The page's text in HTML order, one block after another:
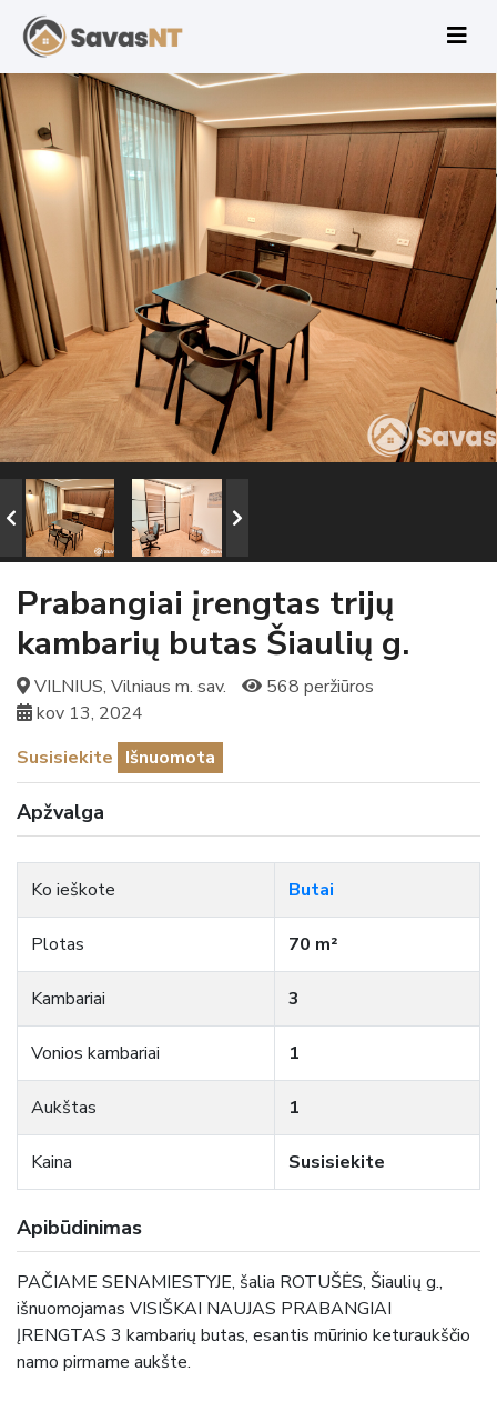
Prabangiai įrengtas trijų
kambarių butas Šiaulių g.
VILNIUS, Vilniaus m. sav.
568 peržiūros
kov 13, 2024
Susisiekite Išnuomota
Apžvalga
Ko ieškote Butai
Plotas 70 m²
Kambariai 3
Vonios kambariai 1
Aukštas 1
Kaina Susisiekite
Apibūdinimas
PAČIAME SENAMIESTYJE, šalia ROTUŠĖS, Šiaulių g.,
išnuomojamas VISIŠKAI NAUJAS PRABANGIAI
ĮRENGTAS 3 kambarių butas, esantis mūrinio keturaukščio
namo pirmame aukšte.